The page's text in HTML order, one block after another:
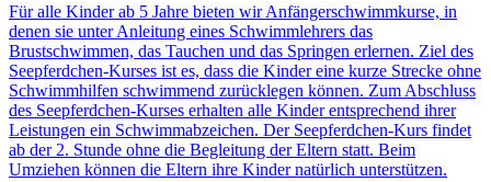
Für alle Kinder ab 5 Jahre bieten wir Anfängerschwimmkurse, in
denen sie unter Anleitung eines Schwimmlehrers das
Brustschwimmen, das Tauchen und das Springen erlernen. Ziel des
Seepferdchen-Kurses ist es, dass die Kinder eine kurze Strecke ohne
Schwimmhilfen schwimmend zurücklegen können. Zum Abschluss
des Seepferdchen-Kurses erhalten alle Kinder entsprechend ihrer
Leistungen ein Schwimmabzeichen. Der Seepferdchen-Kurs findet
ab der 2. Stunde ohne die Begleitung der Eltern statt. Beim
Umziehen können die Eltern ihre Kinder natürlich unterstützen.